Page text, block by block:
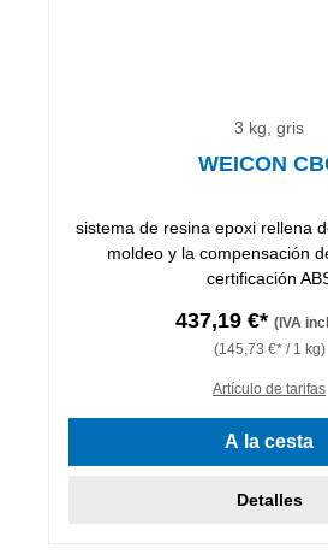
3 kg, gris
WEICON
sistema de resina epoxi rellena
moldeo y la compensación
certificación
437,19 €* (IVA
(145,73 €* / 1 kg)
Artículo de tarifas
A la cesta
Detalles